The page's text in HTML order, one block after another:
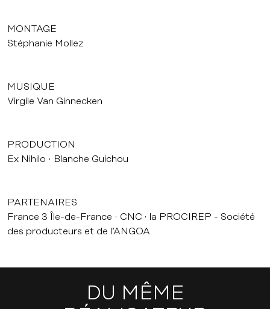
MONTAGE
Stéphanie Mollez
MUSIQUE
Virgile Van Ginnecken
PRODUCTION
Ex Nihilo
Blanche Guichou
PARTENAIRES
France 3 Île-de-France
CNC
la PROCIREP - Société
des producteurs et de l’ANGOA
DU MÊME